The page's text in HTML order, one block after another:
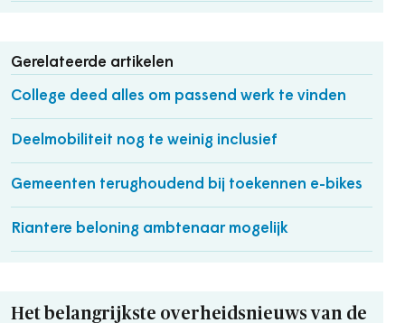
Gerelateerde artikelen
College deed alles om passend werk te vinden
Deelmobiliteit nog te weinig inclusief
Gemeenten terughoudend bij toekennen e-bikes
Riantere beloning ambtenaar mogelijk
Het belangrijkste overheidsnieuws van de